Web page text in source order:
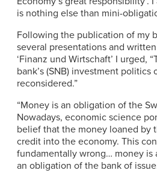
is nothing else than mini-
Following the publication of my
several presentations and
‘Finanz und Wirtschaft’ I urged,
bank’s (SNB) investment politics
reconsidered.”
“Money is an obligation of the
Nowadays, economic science
belief that the money loaned by
credit into the economy. This
fundamentally wrong… money is
an obligation of the bank of